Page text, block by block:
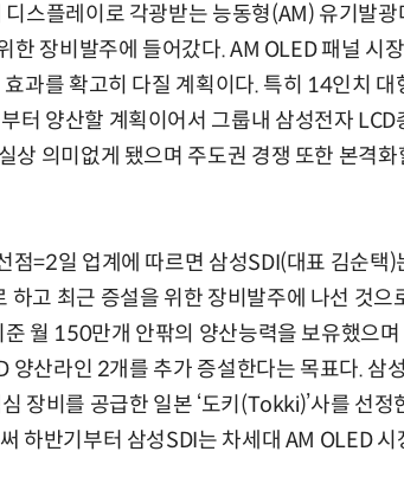
스플레이로 각광받는 능동형(AM) 유기발광
한 장비발주에 들어갔다. AM OLED 패널 시
과를 확고히 다질 계획이다. 특히 14인치 대
터 양산할 계획이어서 그룹내 삼성전자 LCD
상 의미없게 됐으며 주도권 경쟁 또한 본격화
=2일 업계에 따르면 삼성SDI(대표 김순택
하고 최근 증설을 위한 장비발주에 나선 것
월 150만개 안팎의 양산능력을 보유했으
양산라인 2개를 추가 증설한다는 목표다. 삼
장비를 공급한 일본 ‘도키(Tokki)’사를 선
하반기부터 삼성SDI는 차세대 AM OLED